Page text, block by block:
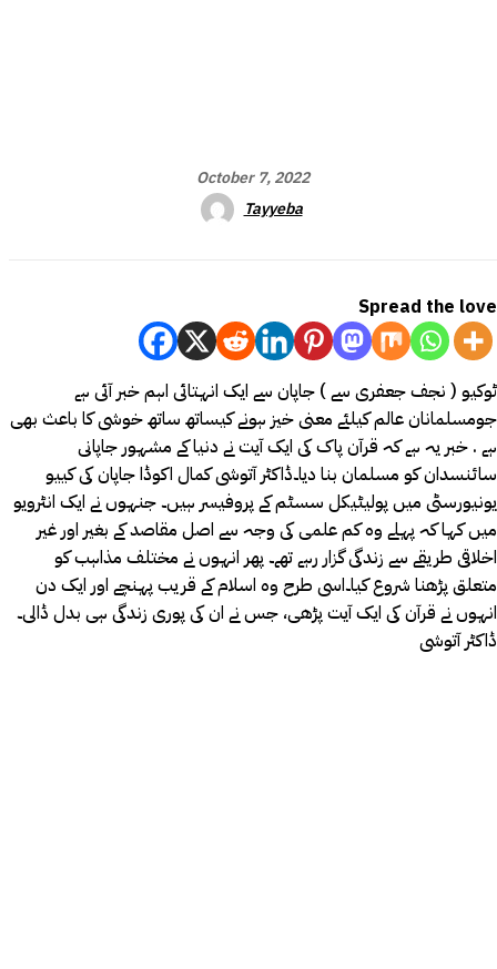
October 7, 2022
Tayyeba
Spread the love
ٹوکیو ( نجف جعفری سے ) جاپان سے ایک انہتائی اہم خبر آئی ہے
جومسلمانان عالم کیلئے معنی خیز ہونے کیساتھ ساتھ خوشی کا باعث بھی
ہے . خبر یہ ہے کہ قرآن پاک کی ایک آیت نے دنیا کے مشہور جاپانی
سائنسدان کو مسلمان بنا دیا۔ڈاکٹر آتوشی کمال اکوڈا جاپان کی کییو
یونیورسٹی میں پولیٹیکل سسٹم کے پروفیسر ہیں۔ جنہوں نے ایک انٹرویو
میں کہا کہ پہلے وہ کم علمی کی وجہ سے اصل مقاصد کے بغیر اور غیر
اخلاقی طریقے سے زندگی گزار رہے تھے۔ پھر انہوں نے مختلف مذاہب کو
متعلق پڑھنا شروع کیا۔اسی طرح وہ اسلام کے قریب پہنچے اور ایک دن
انہوں نے قرآن کی ایک آیت پڑھی، جس نے ان کی پوری زندگی ہی بدل ڈالی۔
ڈاکٹر آتوشی